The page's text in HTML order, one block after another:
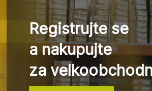
Registrujte se
a nakupujte
za